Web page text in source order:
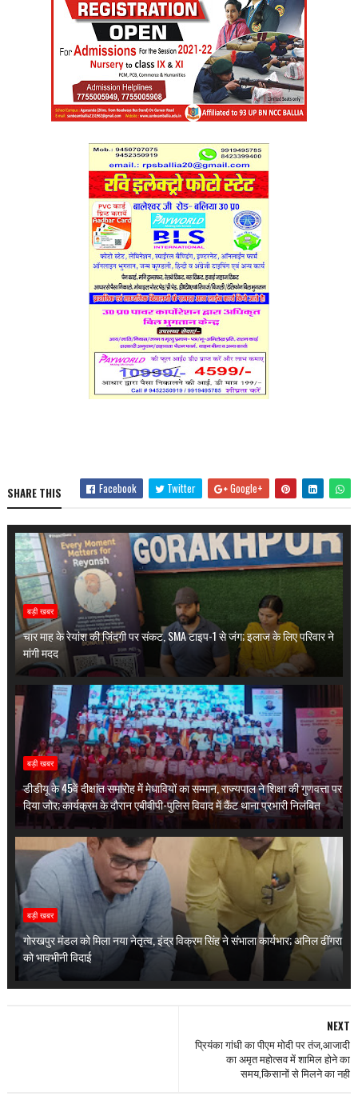
SHARE THIS Facebook Twitter Google+
बड़ी खबर
चार माह के रेयांश की जिंदगी पर संकट, SMA टाइप-1 से जंग; इलाज के लिए परिवार ने
मांगी मदद
बड़ी खबर
डीडीयू के 45वें दीक्षांत समारोह में मेधावियों का सम्मान, राज्यपाल ने शिक्षा की गुणवत्ता पर
दिया जोर; कार्यक्रम के दौरान एबीवीपी-पुलिस विवाद में कैंट थाना प्रभारी निलंबित
बड़ी खबर
गोरखपुर मंडल को मिला नया नेतृत्व, इंद्र विक्रम सिंह ने संभाला कार्यभार; अनिल ढींगरा
को भावभीनी विदाई
NEXT
प्रियंका गांधी का पीएम मोदी पर तंज,आजादी
का अमृत महोत्सव में शामिल होने का
समय,किसानों से मिलने का नही